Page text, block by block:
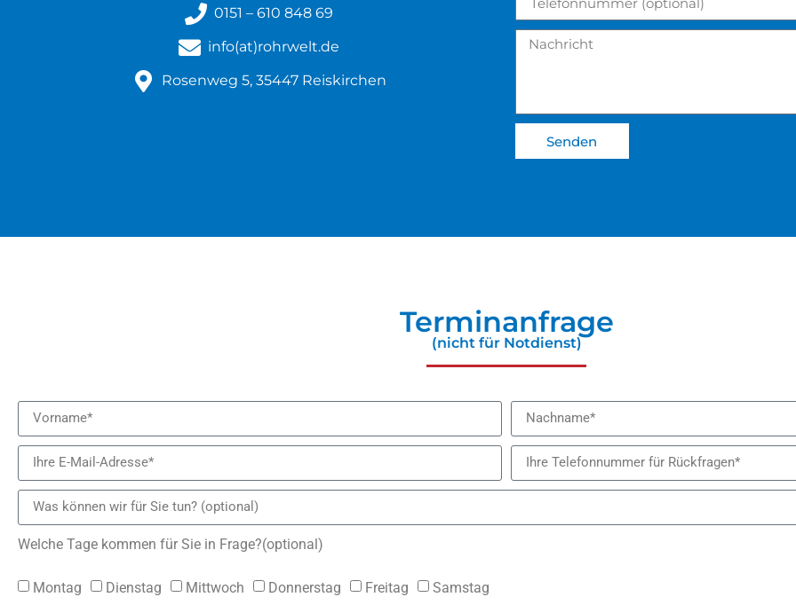
0151 – 610 848 69
info(at)rohrwelt.de
Rosenweg 5, 35447 Reiskirchen
Senden
Terminanfrage
(nicht für Notdienst)
Welche Tage kommen für Sie in Frage?(optional)
Montag Dienstag Mittwoch Donnerstag Freitag Samstag